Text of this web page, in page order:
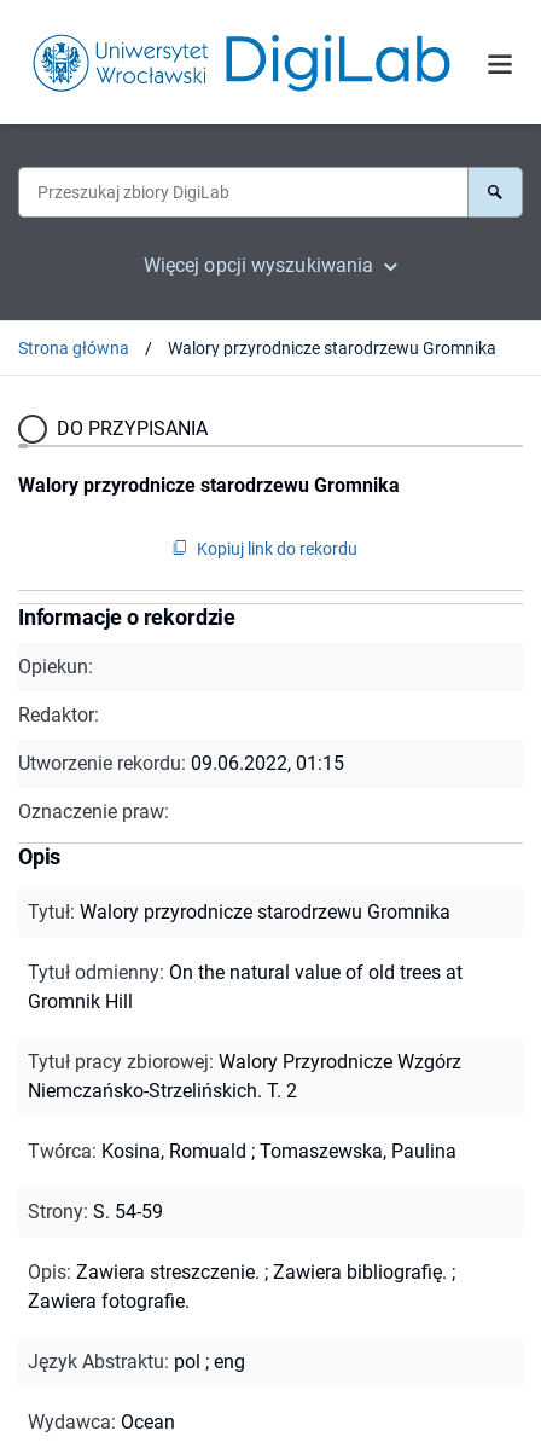
Więcej opcji wyszukiwania
Strona główna Walory przyrodnicze starodrzewu Gromnika
DO PRZYPISANIA
Walory przyrodnicze starodrzewu Gromnika
Kopiuj link do rekordu
Informacje o rekordzie
Opiekun:
Redaktor:
Utworzenie rekordu: 09.06.2022, 01:15
Oznaczenie praw:
Opis
Tytuł: Walory przyrodnicze starodrzewu Gromnika
Tytuł odmienny: On the natural value of old trees at
Gromnik Hill
Tytuł pracy zbiorowej: Walory Przyrodnicze Wzgórz
Niemczańsko-Strzelińskich. T. 2
Twórca: Kosina, Romuald ; Tomaszewska, Paulina
Strony: S. 54-59
Opis: Zawiera streszczenie. ; Zawiera bibliografię. ;
Zawiera fotografie.
Język Abstraktu: pol ; eng
Wydawca: Ocean